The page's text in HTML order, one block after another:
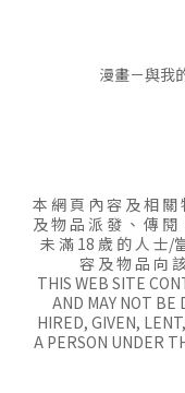
漫畫－與我
本 網 頁 內 容 及 相 關
及 物 品 派 發 、 傳 閱
未 滿 18 歲 的 人 士/
容 及 物 品 向
THIS WEB SITE
AND MAY NOT BE
HIRED, GIVEN,
A PERSON UNDER